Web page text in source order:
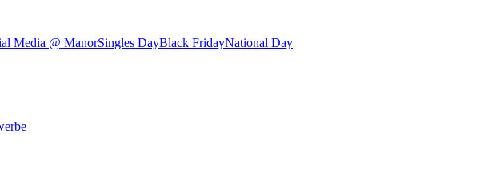
Media @ ManorSingles DayBlack FridayNational Day